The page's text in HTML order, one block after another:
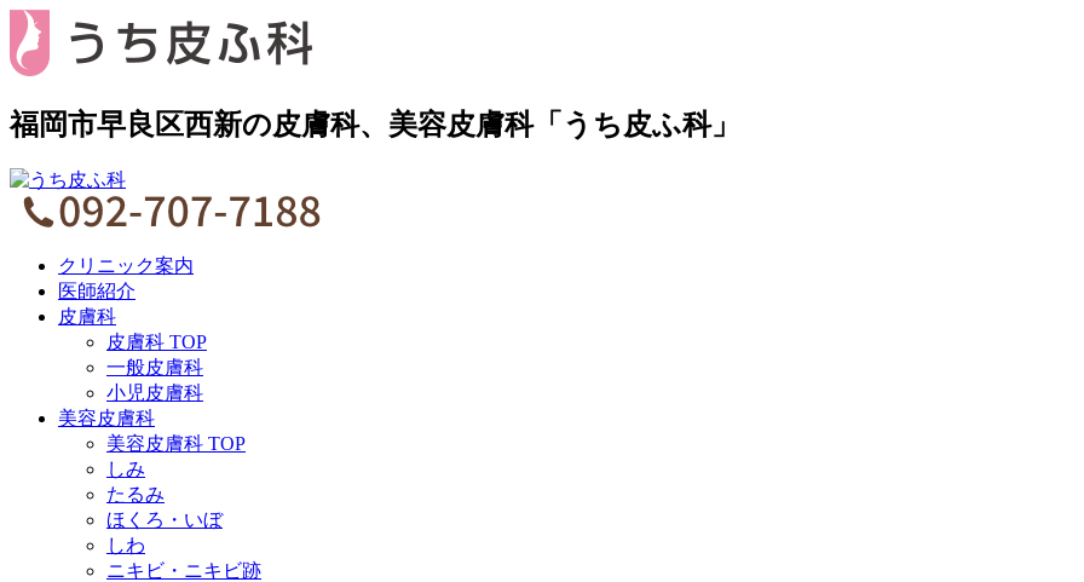
福岡市早良区西新の皮膚科、美容皮膚科「うち皮ふ科」
クリニック案内
医師紹介
皮膚科
皮膚科 TOP
一般皮膚科
小児皮膚科
美容皮膚科
美容皮膚科 TOP
しみ
たるみ
ほくろ・いぼ
しわ
ニキビ・ニキビ跡